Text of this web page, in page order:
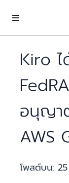
Kiro
อนุญา
AWS
โพสต์บน: